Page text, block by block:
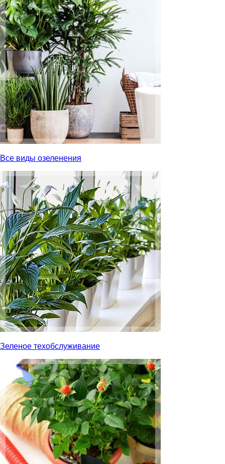
Все виды озеленения
Зеленое техобслуживание